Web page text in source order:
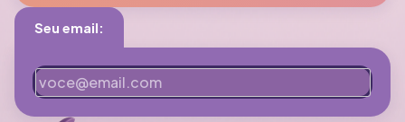
Seu email: